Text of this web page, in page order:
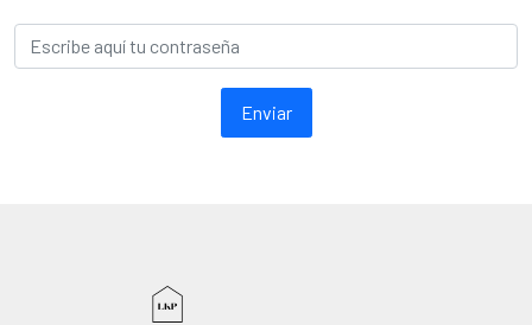
Enviar